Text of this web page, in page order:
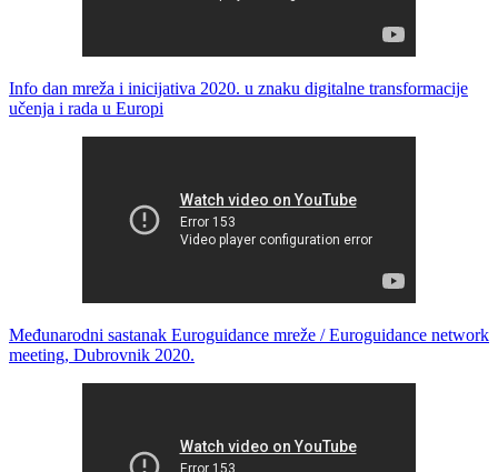
Info dan mreža i inicijativa 2020. u znaku digitalne transformacije
učenja i rada u Europi
Međunarodni sastanak Euroguidance mreže / Euroguidance network
meeting, Dubrovnik 2020.